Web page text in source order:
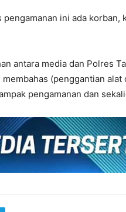
pengamanan ini ada
antara media dan Polres
(penggantian
pengamanan dan